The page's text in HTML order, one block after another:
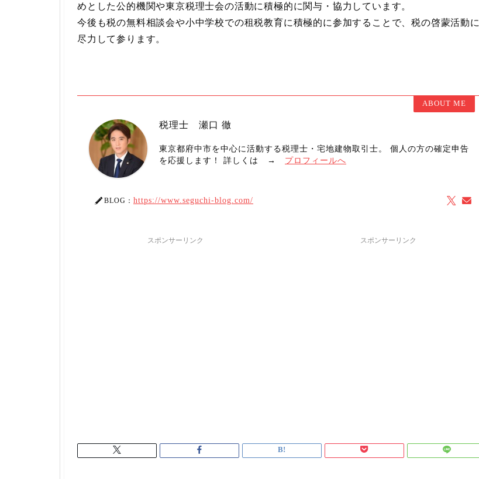
めとした公的機関や東京税理士会の活動に積極的に関与・協力しています。
今後も税の無料相談会や小中学校での租税教育に積極的に参加することで、税の啓蒙活動に
尽力して参ります。
ABOUT ME
税理士 瀬口 徹
東京都府中市を中心に活動する税理士・宅地建物取引士。 個人の方の確定申告
を応援します！ 詳しくは → プロフィールへ
BLOG： https://www.seguchi-blog.com/
スポンサーリンク スポンサーリンク